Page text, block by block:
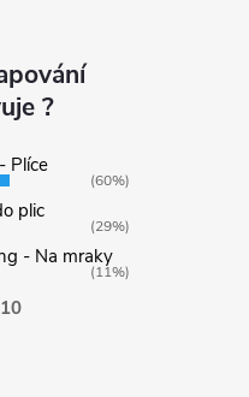
?
Plíce
(60%)
plic
(29%)
- Na mraky
(11%)